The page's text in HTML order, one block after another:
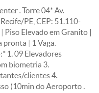
. Torre 04* Av.
PE, CEP: 51.110-
| Piso Elevado em Granito |
pronta | 1 Vaga.
1. 09 Elevadores
biometria 3.
clientes 4.
(10min do Aeroporto .